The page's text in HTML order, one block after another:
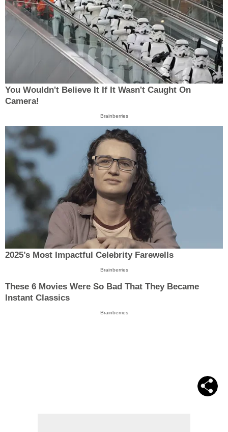
You Wouldn't Believe It If It Wasn't Caught On
Camera!
Brainberries
2025’s Most Impactful Celebrity Farewells
Brainberries
These 6 Movies Were So Bad That They Became
Instant Classics
Brainberries